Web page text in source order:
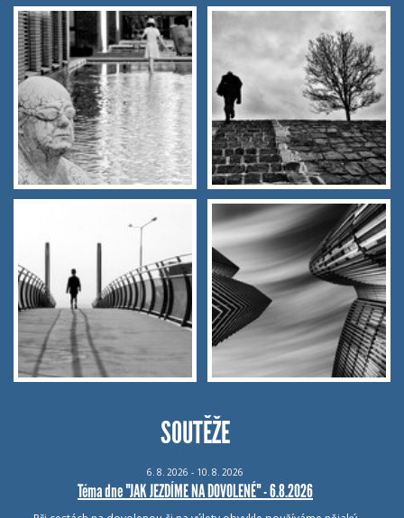
SOUTĚŽE
6. 8. 2026 - 10. 8. 2026
Téma dne "JAK JEZDÍME NA DOVOLENÉ" - 6.8.2026